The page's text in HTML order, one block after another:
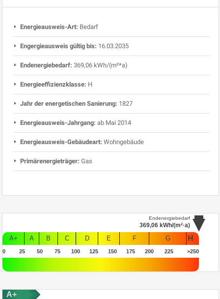
Energieausweis-Art: Bedarf
Engergieausweis gültig bis: 16.03.2035
Endenergiebedarf: 369,06 kWh/(m²*a)
Energieeffizienzklasse: H
Jahr der energetischen Sanierung: 1827
Energieausweis-Jahrgang: ab Mai 2014
Energieausweis-Gebäudeart: Wohngebäude
Primärenergieträger: Gas
Endenergiebedarf
369,06 kWh/(m²·a)
A+
A B C D E F G H
0 25 50 75 100 125 150 175 200 225 >250
A+